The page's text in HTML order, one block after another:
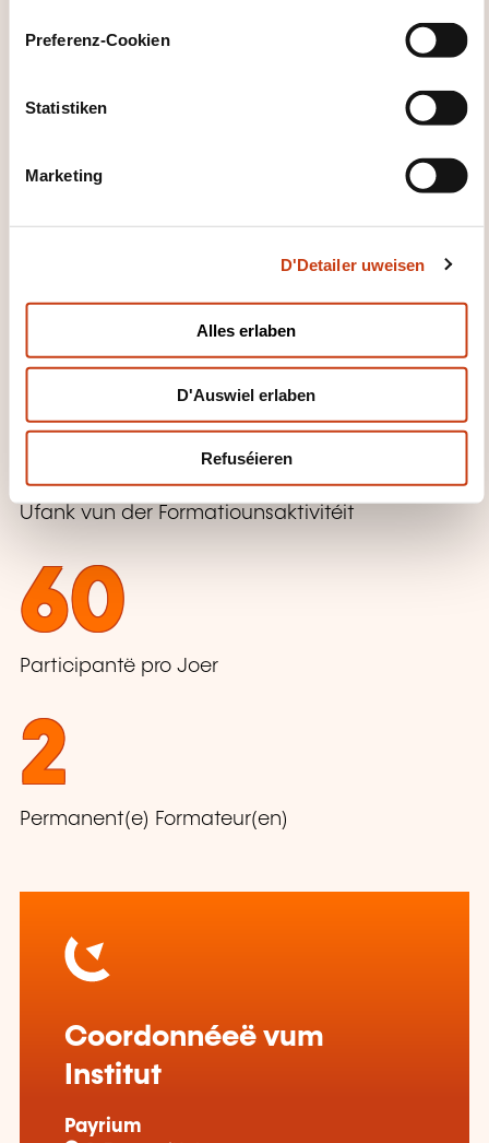
Preferenz-Cookien
Statistiken
Marketing
D'Detailer uweisen
Alles erlaben
D'Auswiel erlaben
Refuséieren
FORMATIOUNSDOMAINER
Finanzen, Assurance, Droit
E PUER ZUELEN
2014
Ufank vun der Formatiounsaktivitéit
60
Participantë pro Joer
2
Permanent(e) Formateur(en)
Coordonnéeë vum
Institut
Payrium